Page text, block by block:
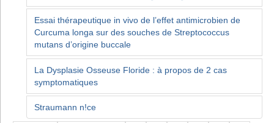
Essai thérapeutique in vivo de l’effet antimicrobien de
Curcuma longa sur des souches de Streptococcus
mutans d’origine buccale
La Dysplasie Osseuse Floride : à propos de 2 cas
symptomatiques
Straumann n!ce